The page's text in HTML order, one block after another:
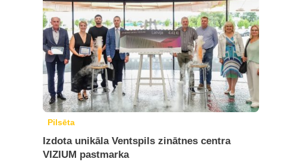
Pilsēta
Izdota unikāla Ventspils zinātnes centra
VIZIUM pastmarka